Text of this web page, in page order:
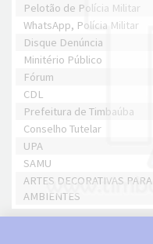
Pelotão de Polícia Militar
WhatsApp, Polícia Militar
Disque Denúncia
Minitério Público
Fórum
CDL
Prefeitura de Timbaúba
Conselho Tutelar
UPA
SAMU
ARTES DECORATIVAS PARA
AMBIENTES